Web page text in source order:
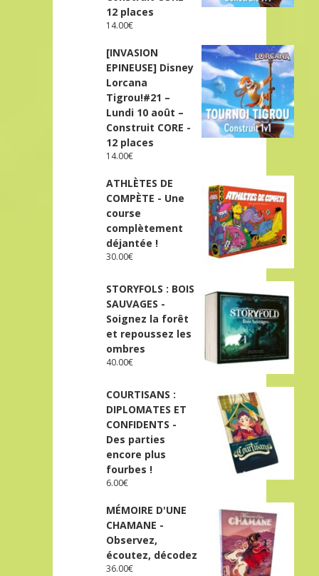
12 places
14.00€
[INVASION
EPINEUSE] Disney
Lorcana
Tigrou!#21 –
Lundi 10 août –
Construit CORE -
12 places
14.00€
ATHLÈTES DE
COMPÈTE - Une
course
complètement
déjantée !
30.00€
STORYFOLS : BOIS
SAUVAGES -
Soignez la forêt
et repoussez les
ombres
40.00€
COURTISANS :
DIPLOMATES ET
CONFIDENTS -
Des parties
encore plus
fourbes !
6.00€
MÉMOIRE D'UNE
CHAMANE -
Observez,
écoutez, décodez
36.00€